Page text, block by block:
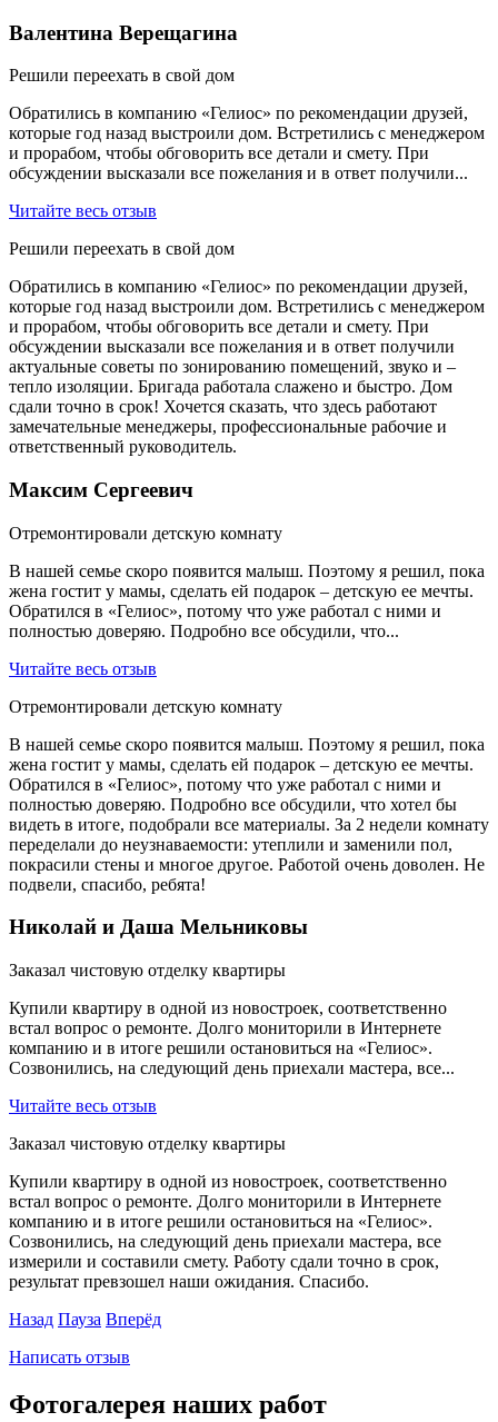
Валентина Верещагина
Решили переехать в свой дом
Обратились в компанию «Гелиос» по рекомендации друзей,
которые год назад выстроили дом. Встретились с менеджером
и прорабом, чтобы обговорить все детали и смету. При
обсуждении высказали все пожелания и в ответ получили...
Читайте весь отзыв
Решили переехать в свой дом
Обратились в компанию «Гелиос» по рекомендации друзей,
которые год назад выстроили дом. Встретились с менеджером
и прорабом, чтобы обговорить все детали и смету. При
обсуждении высказали все пожелания и в ответ получили
актуальные советы по зонированию помещений, звуко и –
тепло изоляции. Бригада работала слажено и быстро. Дом
сдали точно в срок! Хочется сказать, что здесь работают
замечательные менеджеры, профессиональные рабочие и
ответственный руководитель.
Максим Сергеевич
Отремонтировали детскую комнату
В нашей семье скоро появится малыш. Поэтому я решил, пока
жена гостит у мамы, сделать ей подарок – детскую ее мечты.
Обратился в «Гелиос», потому что уже работал с ними и
полностью доверяю. Подробно все обсудили, что...
Читайте весь отзыв
Отремонтировали детскую комнату
В нашей семье скоро появится малыш. Поэтому я решил, пока
жена гостит у мамы, сделать ей подарок – детскую ее мечты.
Обратился в «Гелиос», потому что уже работал с ними и
полностью доверяю. Подробно все обсудили, что хотел бы
видеть в итоге, подобрали все материалы. За 2 недели комнату
переделали до неузнаваемости: утеплили и заменили пол,
покрасили стены и многое другое. Работой очень доволен. Не
подвели, спасибо, ребята!
Николай и Даша Мельниковы
Заказал чистовую отделку квартиры
Купили квартиру в одной из новостроек, соответственно
встал вопрос о ремонте. Долго мониторили в Интернете
компанию и в итоге решили остановиться на «Гелиос».
Созвонились, на следующий день приехали мастера, все...
Читайте весь отзыв
Заказал чистовую отделку квартиры
Купили квартиру в одной из новостроек, соответственно
встал вопрос о ремонте. Долго мониторили в Интернете
компанию и в итоге решили остановиться на «Гелиос».
Созвонились, на следующий день приехали мастера, все
измерили и составили смету. Работу сдали точно в срок,
результат превзошел наши ожидания. Спасибо.
Назад Пауза Вперёд
Написать отзыв
Фотогалерея наших работ